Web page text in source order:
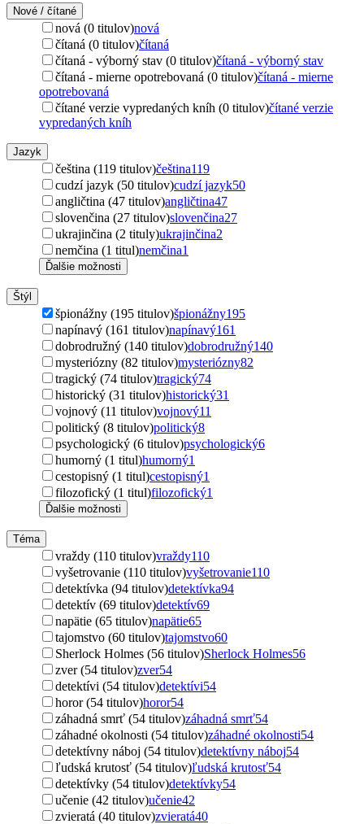
Nové / čítané
nová (0 titulov)nová
čítaná (0 titulov)čítaná
čítaná - výborný stav (0 titulov)čítaná - výborný stav
čítaná - mierne opotrebovaná (0 titulov)čítaná - mierne
opotrebovaná
čítané verzie vypredaných kníh (0 titulov)čítané verzie
vypredaných kníh
Jazyk
čeština (119 titulov)čeština119
cudzí jazyk (50 titulov)cudzí jazyk50
angličtina (47 titulov)angličtina47
slovenčina (27 titulov)slovenčina27
ukrajinčina (2 tituly)ukrajinčina2
nemčina (1 titul)nemčina1
Ďalšie možnosti
Štýl
špionážny (195 titulov)špionážny195
napínavý (161 titulov)napínavý161
dobrodružný (140 titulov)dobrodružný140
mysteriózny (82 titulov)mysteriózny82
tragický (74 titulov)tragický74
historický (31 titulov)historický31
vojnový (11 titulov)vojnový11
politický (8 titulov)politický8
psychologický (6 titulov)psychologický6
humorný (1 titul)humorný1
cestopisný (1 titul)cestopisný1
filozofický (1 titul)filozofický1
Ďalšie možnosti
Téma
vraždy (110 titulov)vraždy110
vyšetrovanie (110 titulov)vyšetrovanie110
detektívka (94 titulov)detektívka94
detektív (69 titulov)detektív69
napätie (65 titulov)napätie65
tajomstvo (60 titulov)tajomstvo60
Sherlock Holmes (56 titulov)Sherlock Holmes56
zver (54 titulov)zver54
detektívi (54 titulov)detektívi54
horor (54 titulov)horor54
záhadná smrť (54 titulov)záhadná smrť54
záhadné okolnosti (54 titulov)záhadné okolnosti54
detektívny náboj (54 titulov)detektívny náboj54
ľudská krutosť (54 titulov)ľudská krutosť54
detektívky (54 titulov)detektívky54
učenie (42 titulov)učenie42
zvieratá (40 titulov)zvieratá40